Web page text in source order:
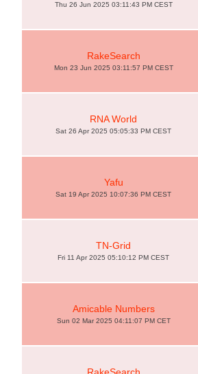
Thu 26 Jun 2025 03:11:43 PM CEST
RakeSearch
Mon 23 Jun 2025 03:11:57 PM CEST
RNA World
Sat 26 Apr 2025 05:05:33 PM CEST
Yafu
Sat 19 Apr 2025 10:07:36 PM CEST
TN-Grid
Fri 11 Apr 2025 05:10:12 PM CEST
Amicable Numbers
Sun 02 Mar 2025 04:11:07 PM CET